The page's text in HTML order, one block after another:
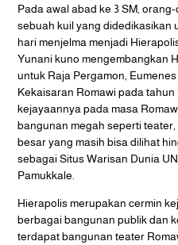
Pada awal abad ke 3 SM,
sebuah kuil yang didedikasikan
hari menjelma menjadi
Yunani kuno mengembangkan
untuk Raja Pergamon,
Kekaisaran Romawi pada tahun
kejayaannya pada masa
bangunan megah seperti
besar yang masih bisa dilihat
sebagai Situs Warisan Dunia
Pamukkale.
Hierapolis merupakan cermin
berbagai bangunan publik dan
terdapat bangunan teater